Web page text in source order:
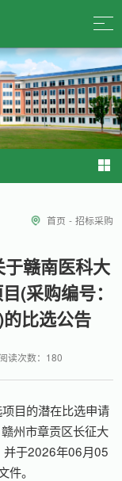
首页 - 招标采购
赣南医科大
(采购编号：
比选公告
阅读次数： 180
目的潜在比选申请
州市章贡区长征大
并于2026年06月05
。